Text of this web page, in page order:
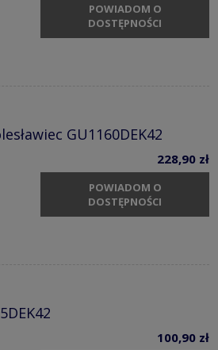
POWIADOM O
DOSTĘPNOŚCI
GU1160DEK42
228,90 zł
POWIADOM O
DOSTĘPNOŚCI
100,90 zł